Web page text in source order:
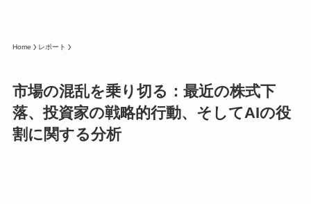
Home レポート
市場の混乱を乗り切る：最近の株式下
落、投資家の戦略的行動、そしてAIの役
割に関する分析